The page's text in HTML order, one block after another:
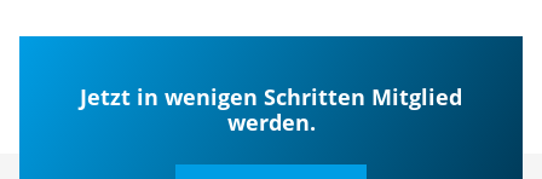
Jetzt in wenigen Schritten Mitglied
werden.